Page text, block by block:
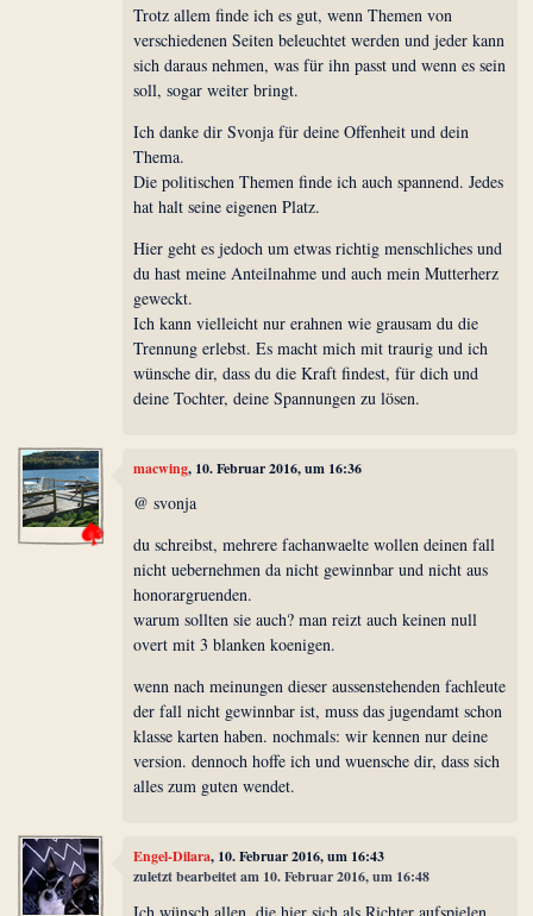
Trotz allem finde ich es gut, wenn Themen von
verschiedenen Seiten beleuchtet werden und jeder kann
sich daraus nehmen, was für ihn passt und wenn es sein
soll, sogar weiter bringt.
Ich danke dir Svonja für deine Offenheit und dein
Thema.
Die politischen Themen finde ich auch spannend. Jedes
hat halt seine eigenen Platz.
Hier geht es jedoch um etwas richtig menschliches und
du hast meine Anteilnahme und auch mein Mutterherz
geweckt.
Ich kann vielleicht nur erahnen wie grausam du die
Trennung erlebst. Es macht mich mit traurig und ich
wünsche dir, dass du die Kraft findest, für dich und
deine Tochter, deine Spannungen zu lösen.
macwing, 10. Februar 2016, um 16:36
@ svonja
du schreibst, mehrere fachanwaelte wollen deinen fall
nicht uebernehmen da nicht gewinnbar und nicht aus
honorargruenden.
warum sollten sie auch? man reizt auch keinen null
overt mit 3 blanken koenigen.
wenn nach meinungen dieser aussenstehenden fachleute
der fall nicht gewinnbar ist, muss das jugendamt schon
klasse karten haben. nochmals: wir kennen nur deine
version. dennoch hoffe ich und wuensche dir, dass sich
alles zum guten wendet.
Engel-Dilara, 10. Februar 2016, um 16:43
zuletzt bearbeitet am 10. Februar 2016, um 16:48
Ich wünsch allen, die hier sich als Richter aufspielen